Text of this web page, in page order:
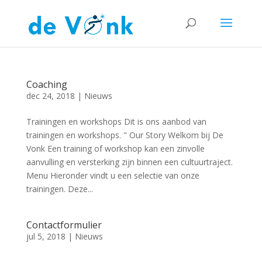
Coaching
dec 24, 2018 | Nieuws
Trainingen en workshops Dit is ons aanbod van
trainingen en workshops. " Our Story Welkom bij De
Vonk Een training of workshop kan een zinvolle
aanvulling en versterking zijn binnen een cultuurtraject.
Menu Hieronder vindt u een selectie van onze
trainingen. Deze...
Contactformulier
jul 5, 2018 | Nieuws